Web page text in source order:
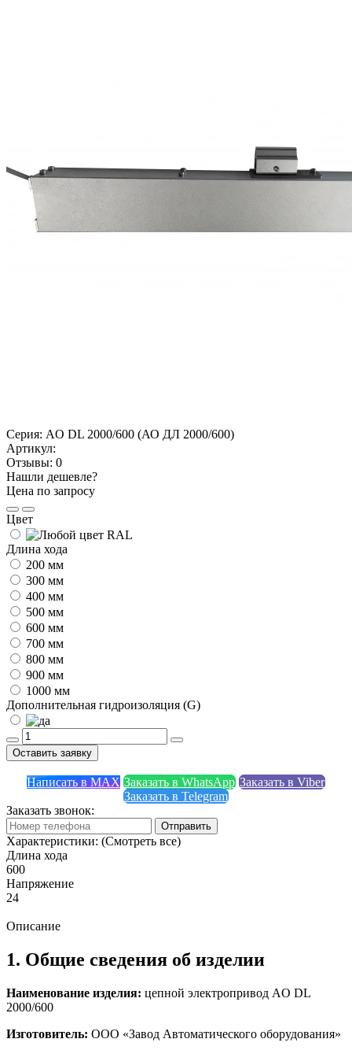
Серия: AO DL 2000/600 (АО ДЛ 2000/600)
Артикул:
Отзывы: 0
Нашли дешевле?
Цена по запросу
Цвет
Длина хода
200 мм
300 мм
400 мм
500 мм
600 мм
700 мм
800 мм
900 мм
1000 мм
Дополнительная гидроизоляция (G)
Оставить заявку
Написать в MAX Заказать в WhatsApp Заказать в Viber
Заказать в Telegram
Заказать звонок:
Отправить
Характеристики: (Смотреть все)
Длина хода
600
Напряжение
24
Описание
1. Общие сведения об изделии
Наименование изделия: цепной электропривод AO DL
2000/600
Изготовитель: ООО «Завод Автоматического оборудования»